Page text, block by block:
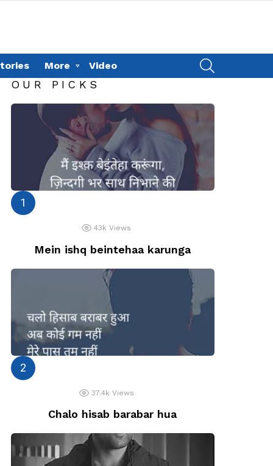
More Video
OUR PICKS
43k Views
Mein ishq beintehaa karunga
37.4k Views
Chalo hisab barabar hua